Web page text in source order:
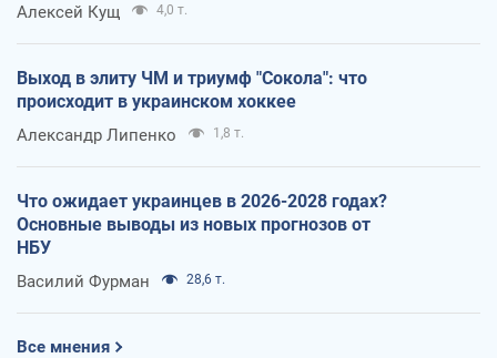
Алексей Кущ 4,0 т.
Выход в элиту ЧМ и триумф "Сокола": что
происходит в украинском хоккее
Александр Липенко 1,8 т.
Что ожидает украинцев в 2026-2028 годах?
Основные выводы из новых прогнозов от
НБУ
Василий Фурман 28,6 т.
Все мнения